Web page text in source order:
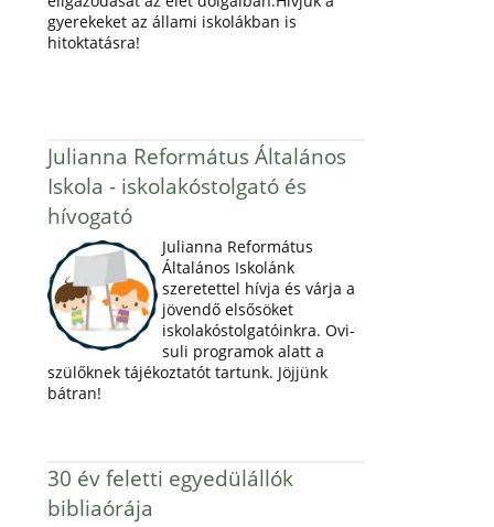
gyerekeket az állami iskolákban is
hitoktatásra!
Julianna Református Általános
Iskola - iskolakóstolgató és
hívogató
Julianna Református
Általános Iskolánk
szeretettel hívja és várja a
jövendő elsősöket
iskolakóstolgatóinkra. Ovi-
suli programok alatt a
szülőknek tájékoztatót tartunk. Jöjjünk
bátran!
30 év feletti egyedülállók
bibliaórája